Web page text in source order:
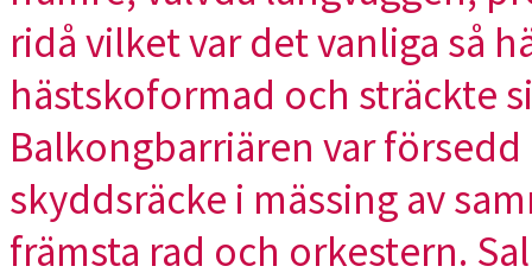
ridå vilket var det vanliga så
hästskoformad och sträckte
Balkongbarriären var
skyddsräcke i mässing av
främsta rad och orkestern.